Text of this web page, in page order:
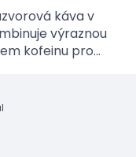
káva v
výraznou
kofeinu pro